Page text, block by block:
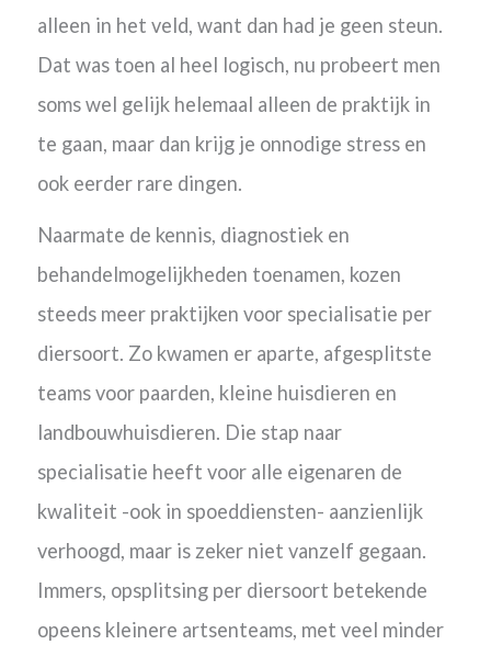
alleen in het veld, want dan had je geen steun.
Dat was toen al heel logisch, nu probeert men
soms wel gelijk helemaal alleen de praktijk in
te gaan, maar dan krijg je onnodige stress en
ook eerder rare dingen.
Naarmate de kennis, diagnostiek en
behandelmogelijkheden toenamen, kozen
steeds meer praktijken voor specialisatie per
diersoort. Zo kwamen er aparte, afgesplitste
teams voor paarden, kleine huisdieren en
landbouwhuisdieren. Die stap naar
specialisatie heeft voor alle eigenaren de
kwaliteit -ook in spoeddiensten- aanzienlijk
verhoogd, maar is zeker niet vanzelf gegaan.
Immers, opsplitsing per diersoort betekende
opeens kleinere artsenteams, met veel minder